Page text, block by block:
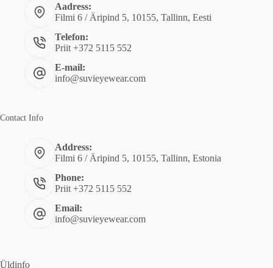
Aadress:
Filmi 6 / Äripind 5, 10155, Tallinn, Eesti
Telefon:
Priit +372 5115 552
E-mail:
info@suvieyewear.com
Contact Info
Address:
Filmi 6 / Äripind 5, 10155, Tallinn, Estonia
Phone:
Priit +372 5115 552
Email:
info@suvieyewear.com
Üldinfo